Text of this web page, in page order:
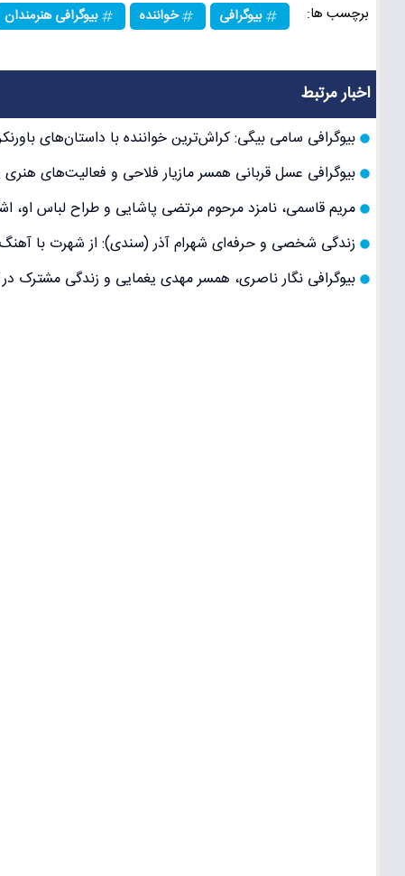
برچسب ها: بیوگرافی خواننده بیوگرافی هنرمندان
اخبار مرتبط
بیوگرافی سامی بیگی: کراش‌ترین خواننده با داستان‌های
بیوگرافی عسل قربانی همسر مازیار فلاحی و فعالیت‌های
مریم قاسمی، نامزد مرحوم مرتضی پاشایی و طراح لباس او،
زندگی شخصی و حرفه‌ای شهرام آذر (سندی): از شهرت با آهنگ
بیوگرافی نگار ناصری، همسر مهدی یغمایی و زندگی مشترک در